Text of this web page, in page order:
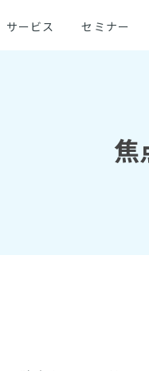
サービス セミナー
焦